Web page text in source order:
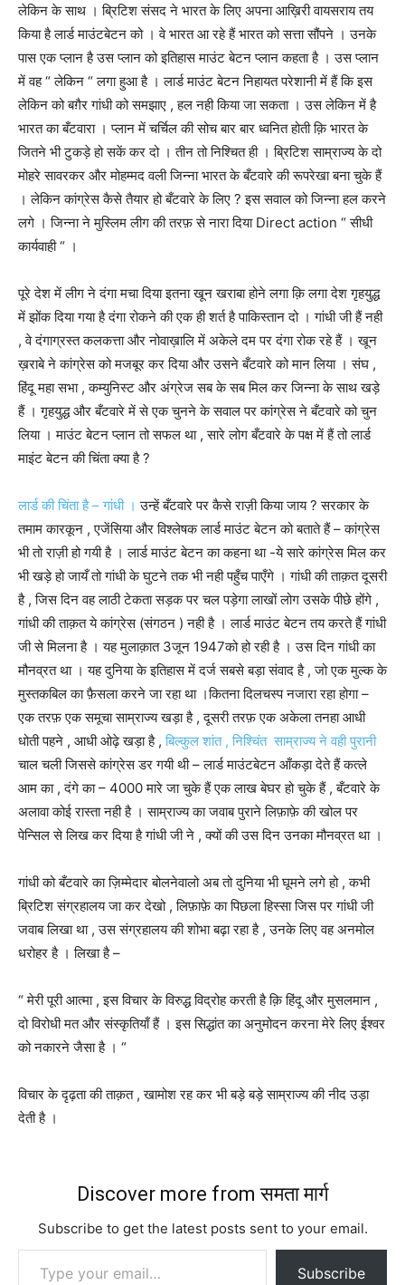
लेकिन के साथ । ब्रिटिश संसद ने भारत के लिए अपना आख़िरी वायसराय तय
किया है लार्ड माउंटबेटन को । वे भारत आ रहे हैं भारत को सत्ता सौंपने । उनके
पास एक प्लान है उस प्लान को इतिहास माउंट बेटन प्लान कहता है । उस प्लान
में वह “ लेकिन “ लगा हुआ है । लार्ड माउंट बेटन निहायत परेशानी में हैं कि इस
लेकिन को बग़ैर गांधी को समझाए , हल नही किया जा सकता । उस लेकिन में है
भारत का बँटवारा । प्लान में चर्चिल की सोच बार बार ध्वनित होती क़ि भारत के
जितने भी टुकड़े हो सकें कर दो । तीन तो निश्चित ही । ब्रिटिश साम्राज्य के दो
मोहरे सावरकर और मोहम्मद वली जिन्ना भारत के बँटवारे की रूपरेखा बना चुके हैं
। लेकिन कांग्रेस कैसे तैयार हो बँटवारे के लिए ? इस सवाल को जिन्ना हल करने
लगे । जिन्ना ने मुस्लिम लीग की तरफ़ से नारा दिया Direct action “ सीधी
कार्यवाही “ ।
पूरे देश में लीग ने दंगा मचा दिया इतना खून खराबा होने लगा क़ि लगा देश गृहयुद्ध
में झोंक दिया गया है दंगा रोकने की एक ही शर्त है पाकिस्तान दो । गांधी जी हैं नही
, वे दंगाग्रस्त कलकत्ता और नोवाख़ालि में अकेले दम पर दंगा रोक रहे हैं । खून
ख़राबे ने कांग्रेस को मजबूर कर दिया और उसने बँटवारे को मान लिया । संघ ,
हिंदू महा सभा , कम्युनिस्ट और अंग्रेज सब के सब मिल कर जिन्ना के साथ खड़े
हैं । गृहयुद्ध और बँटवारे में से एक चुनने के सवाल पर कांग्रेस ने बँटवारे को चुन
लिया । माउंट बेटन प्लान तो सफल था , सारे लोग बँटवारे के पक्ष में हैं तो लार्ड
माइंट बेटन की चिंता क्या है ?
लार्ड की चिंता है – गांधी । उन्हें बँटवारे पर कैसे राज़ी किया जाय ? सरकार के
तमाम कारकून , एजेंसिया और विश्लेषक लार्ड माउंट बेटन को बताते हैं – कांग्रेस
भी तो राज़ी हो गयी है । लार्ड माउंट बेटन का कहना था -ये सारे कांग्रेस मिल कर
भी खड़े हो जायँ तो गांधी के घुटने तक भी नही पहुँच पाएँगे । गांधी की ताक़त दूसरी
है , जिस दिन वह लाठी टेकता सड़क पर चल पड़ेगा लाखों लोग उसके पीछे होंगे ,
गांधी की ताक़त ये कांग्रेस (संगठन ) नही है । लार्ड माउंट बेटन तय करते हैं गांधी
जी से मिलना है । यह मुलाक़ात 3जून 1947को हो रही है । उस दिन गांधी का
मौनव्रत था । यह दुनिया के इतिहास में दर्ज सबसे बड़ा संवाद है , जो एक मुल्क के
मुस्तकबिल का फ़ैसला करने जा रहा था ।कितना दिलचस्प नजारा रहा होगा –
एक तरफ़ एक समूचा साम्राज्य खड़ा है , दूसरी तरफ़ एक अकेला तनहा आधी
धोती पहने , आधी ओढ़े खड़ा है , बिल्कुल शांत , निश्चिंत साम्राज्य ने वही पुरानी
चाल चली जिससे कांग्रेस डर गयी थी – लार्ड माउंटबेटन आँकड़ा देते हैं कत्ले
आम का , दंगे का – 4000 मारे जा चुके हैं एक लाख बेघर हो चुके हैं , बँटवारे के
अलावा कोई रास्ता नही है । साम्राज्य का जवाब पुराने लिफ़ाफ़े की खोल पर
पेन्सिल से लिख कर दिया है गांधी जी ने , क्यों की उस दिन उनका मौनव्रत था ।
गांधी को बँटवारे का ज़िम्मेदार बोलनेवालो अब तो दुनिया भी घूमने लगे हो , कभी
ब्रिटिश संग्रहालय जा कर देखो , लिफ़ाफ़े का पिछला हिस्सा जिस पर गांधी जी
जवाब लिखा था , उस संग्रहालय की शोभा बढ़ा रहा है , उनके लिए वह अनमोल
धरोहर है । लिखा है –
“ मेरी पूरी आत्मा , इस विचार के विरुद्ध विद्रोह करती है क़ि हिंदू और मुसलमान ,
दो विरोधी मत और संस्कृतियाँ हैं । इस सिद्धांत का अनुमोदन करना मेरे लिए ईश्वर
को नकारने जैसा है । “
विचार के दृढ़ता की ताक़त , खामोश रह कर भी बड़े बड़े साम्राज्य की नीद उड़ा
देती है ।
Discover more from समता मार्ग
Subscribe to get the latest posts sent to your email.
Type your email…
Subscribe